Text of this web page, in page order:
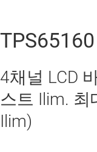
TPS65160
4채널 LCD
스트 Ilim. 최
Ilim)